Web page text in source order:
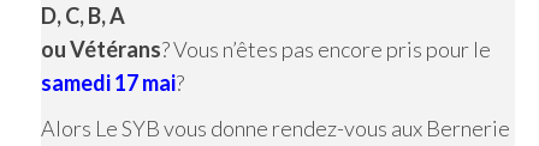
D, C, B, A
ou Vétérans? Vous n’êtes pas encore pris pour le
samedi 17 mai?
Alors Le SYB vous donne rendez-vous aux Bernerie